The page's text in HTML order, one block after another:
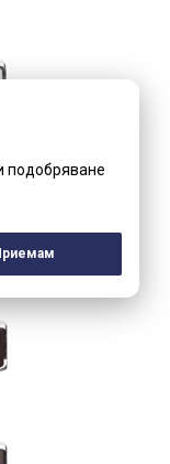
подобряване